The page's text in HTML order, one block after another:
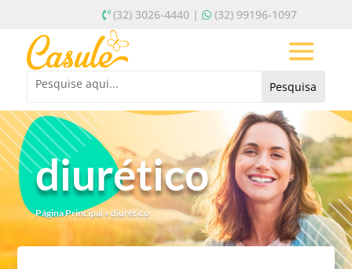
(32) 3026-4440 | (32) 99196-1097
diurético
Página Principal» diurético